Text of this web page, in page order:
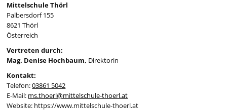
Mittelschule Thörl
Palbersdorf 155
8621 Thörl
Österreich
Vertreten durch:
Mag. Denise Hochbaum, Direktorin
Kontakt:
Telefon:03861 5042
E-Mail: ms.thoerl@mittelschule-thoerl.at
Website: https://www.mittelschule-thoerl.at